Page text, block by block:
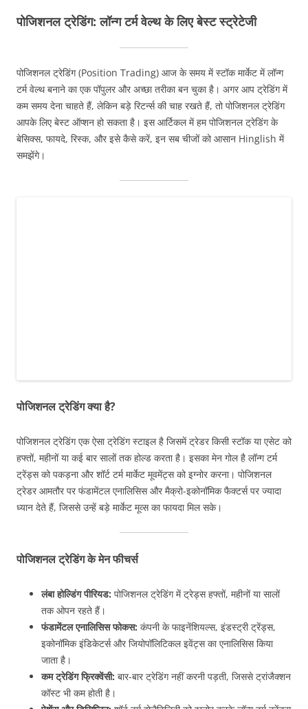
पोजिशनल ट्रेडिंग: लॉन्ग टर्म वेल्थ के लिए बेस्ट स्ट्रेटेजी
पोजिशनल ट्रेडिंग (Position Trading) आज के समय में स्टॉक मार्केट में लॉन्ग
टर्म वेल्थ बनाने का एक पॉपुलर और अच्छा तरीका बन चुका है। अगर आप ट्रेडिंग में
कम समय देना चाहते हैं, लेकिन बड़े रिटर्न्स की चाह रखते हैं, तो पोजिशनल ट्रेडिंग
आपके लिए बेस्ट ऑप्शन हो सकता है। इस आर्टिकल में हम पोजिशनल ट्रेडिंग के
बेसिक्स, फायदे, रिस्क, और इसे कैसे करें, इन सब चीजों को आसान Hinglish में
समझेंगे।
पोजिशनल ट्रेडिंग क्या है?
पोजिशनल ट्रेडिंग एक ऐसा ट्रेडिंग स्टाइल है जिसमें ट्रेडर किसी स्टॉक या एसेट को
हफ्तों, महीनों या कई बार सालों तक होल्ड करता है। इसका मेन गोल है लॉन्ग टर्म
ट्रेंड्स को पकड़ना और शॉर्ट टर्म मार्केट मूवमेंट्स को इग्नोर करना। पोजिशनल
ट्रेडर आमतौर पर फंडामेंटल एनालिसिस और मैक्रो-इकोनॉमिक फैक्टर्स पर ज्यादा
ध्यान देते हैं, जिससे उन्हें बड़े मार्केट मूव्स का फायदा मिल सके।
पोजिशनल ट्रेडिंग के मेन फीचर्स
लंबा होल्डिंग पीरियड: पोजिशनल ट्रेडिंग में ट्रेड्स हफ्तों, महीनों या सालों
तक ओपन रहते हैं।
फंडामेंटल एनालिसिस फोकस: कंपनी के फाइनेंशियल्स, इंडस्ट्री ट्रेंड्स,
इकोनॉमिक इंडिकेटर्स और जियोपॉलिटिकल इवेंट्स का एनालिसिस किया
जाता है।
कम ट्रेडिंग फ्रिक्वेंसी: बार-बार ट्रेडिंग नहीं करनी पड़ती, जिससे ट्रांजैक्शन
कॉस्ट भी कम होती है।